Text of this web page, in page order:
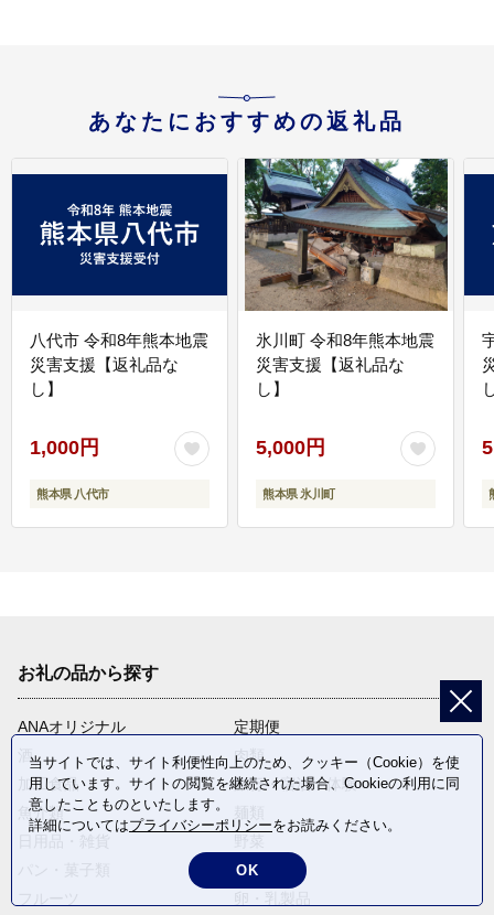
あなたにおすすめの返礼品
八代市 令和8年熊本地震
災害支援【返礼品な
し】
1,000円
熊本県 八代市
氷川町 令和8年熊本地震
災害支援【返礼品な
し】
5,000円
熊本県 氷川町
お礼の品から探す
ANAオリジナル
定期便
酒
肉類
加工食品
旅行・宿泊・体験
魚介類
電化製品
当サイトでは、サイト利便性向上のため、クッキー（Cookie）を使
用しています。サイトの閲覧を継続された場合、Cookieの利用に同
意したことものといたします。
詳細についてはプライバシーポリシーをお読みください。
OK